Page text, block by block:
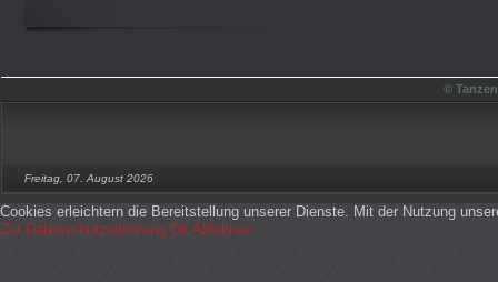
©
Freitag, 07. August 2026
Cookies erleichtern die Bereitstellung unserer Dienste. Mit der Nutzung
Zur Datenschutzerklärung Ok Ablehnen